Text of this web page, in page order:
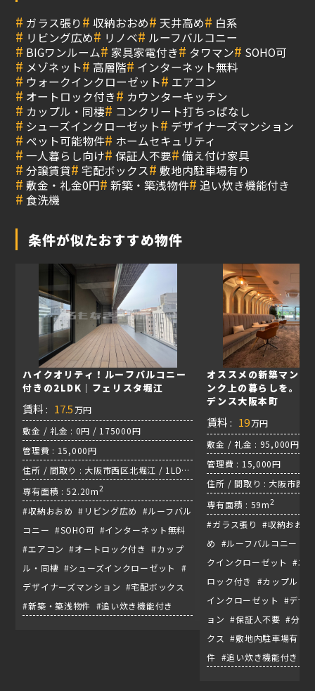
# ガラス張り# 収納おおめ# 天井高め# 白系
# リビング広め# リノベ# ルーフバルコニー
# BIGワンルーム# 家具家電付き# タワマン# SOHO可
# メゾネット# 高層階# インターネット無料
# ウォークインクローゼット# エアコン
# オートロック付き# カウンターキッチン
# カップル・同棲# コンクリート打ちっぱなし
# シューズインクローゼット# デザイナーズマンション
# ペット可能物件# ホームセキュリティ
# 一人暮らし向け# 保証人不要# 備え付け家具
# 分譲賃貸# 宅配ボックス# 敷地内駐車場有り
# 敷金・礼金0円# 新築・築浅物件# 追い炊き機能付き
# 食洗機
条件が似たおすすめ物件
ハイクオリティ！ルーフバルコニー
付きの2LDK｜フェリスタ堀江
賃料 : 17.5 万円
敷金 / 礼金 : 0円 / 175000円
管理費 : 15,000円
住所 / 間取り : 大阪市西区北堀江 / 1LDK
/ 四つ橋線『四ツ橋駅』
専有面積 : 52.20m2
#収納おおめ #リビング広め #ルーフバル
コニー #SOHO可 #インターネット無料
#エアコン #オートロック付き #カップ
ル・同棲 #シューズインクローゼット #
デザイナーズマンション #宅配ボックス
#新築・築浅物件 #追い炊き機能付き
オススメの新築マンシ
ンク上の暮らしを。｜
デンス大阪本町
賃料 : 19万円
敷金 / 礼金 : 95,000円 /
管理費 : 15,000円
住所 / 間取り : 大阪市西
地下鉄御堂筋線『本町駅』
専有面積 : 59m2
#ガラス張り #収納おお
め #ルーフバルコニー #
クインクローゼット #エ
ロック付き #カップル・
インクローゼット #デザ
ョン #保証人不要 #分譲
クス #敷地内駐車場有り
件 #追い炊き機能付き #